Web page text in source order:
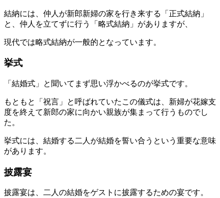
結納には、仲人が新郎新婦の家を行き来する「正式結納」
と、仲人を立てずに行う「略式結納」がありますが、
現代では略式結納が一般的となっています。
挙式
「結婚式」と聞いてまず思い浮かべるのが挙式です。
もともと「祝言」と呼ばれていたこの儀式は、新婦が花嫁支
度を終えて新郎の家に向かい親族が集まって行うものでし
た。
挙式には、結婚する二人が結婚を誓い合うという重要な意味
があります。
披露宴
披露宴は、二人の結婚をゲストに披露するための宴です。